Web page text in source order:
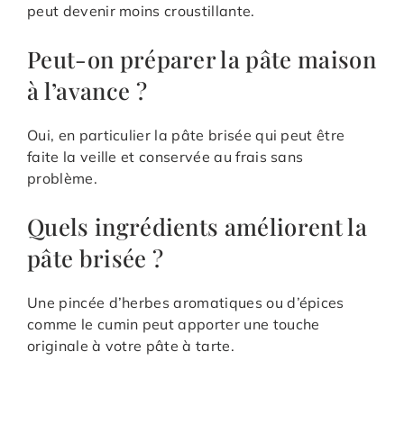
peut devenir moins croustillante.
Peut-on préparer la pâte maison
à l’avance ?
Oui, en particulier la pâte brisée qui peut être
faite la veille et conservée au frais sans
problème.
Quels ingrédients améliorent la
pâte brisée ?
Une pincée d’herbes aromatiques ou d’épices
comme le cumin peut apporter une touche
originale à votre pâte à tarte.